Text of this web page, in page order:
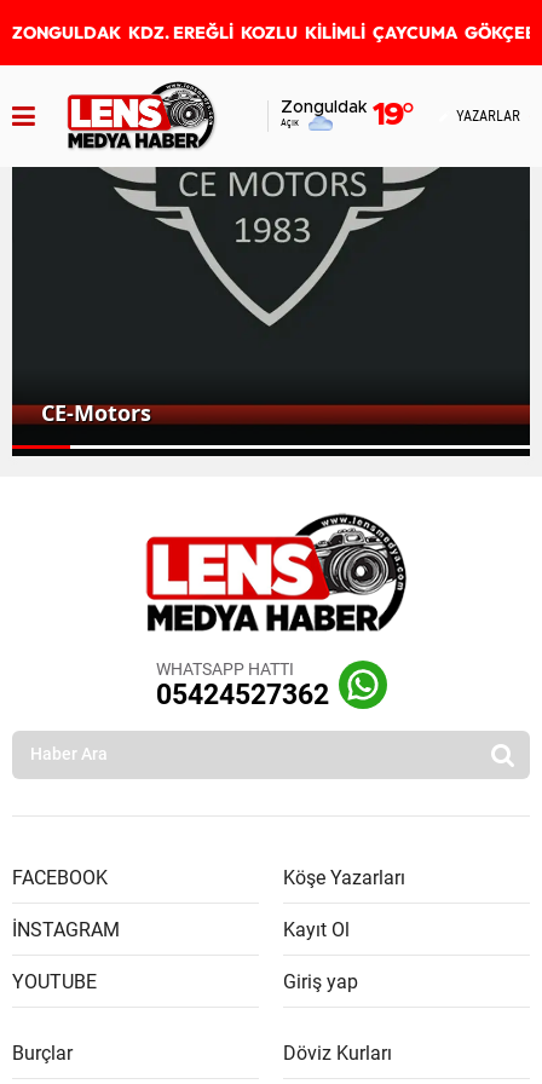
ZONGULDAK KDZ. EREĞLİ KOZLU KİLİMLİ ÇAYCUMA
Zonguldak
Açık 19° YAZARLAR
CE-Motors
WHATSAPP HATTI
05424527362
FACEBOOK
İNSTAGRAM
YOUTUBE
Köşe Yazarları
Kayıt Ol
Giriş yap
Burçlar Döviz Kurları